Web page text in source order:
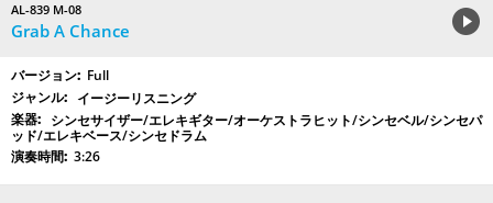
AL-839 M-08
Grab A Chance
Full
イージーリスニング
シンセサイザー/エレキギター/オーケストラヒット/シンセベル/シンセパ
ッド/エレキベース/シンセドラム
3:26